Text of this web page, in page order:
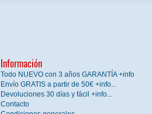
Información
Todo NUEVO con 3 años GARANTÍA +info
Envío GRATIS a partir de 50€ +info...
Devoluciones 30 días y fácil +info...
Contacto